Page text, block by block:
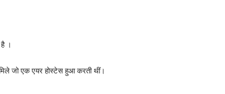
।
जो एक एयर होस्टेस हुआ करती थीं।